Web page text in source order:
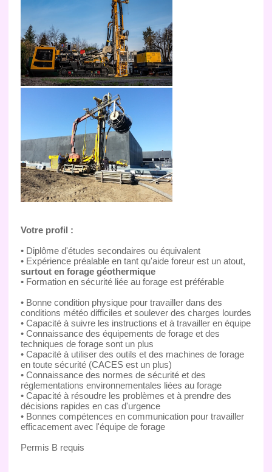
Votre profil :
• Diplôme d'études secondaires ou équivalent
• Expérience préalable en tant qu'aide foreur est un atout,
surtout en forage géothermique
• Formation en sécurité liée au forage est préférable
• Bonne condition physique pour travailler dans des
conditions météo difficiles et soulever des charges lourdes
• Capacité à suivre les instructions et à travailler en équipe
• Connaissance des équipements de forage et des
techniques de forage sont un plus
• Capacité à utiliser des outils et des machines de forage
en toute sécurité (CACES est un plus)
• Connaissance des normes de sécurité et des
réglementations environnementales liées au forage
• Capacité à résoudre les problèmes et à prendre des
décisions rapides en cas d'urgence
• Bonnes compétences en communication pour travailler
efficacement avec l'équipe de forage
Permis B requis